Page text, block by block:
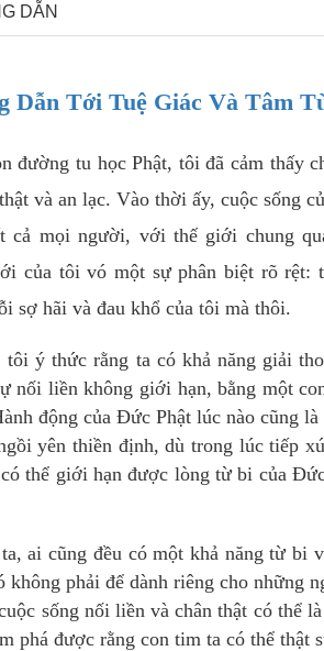
DẪN
Dẫn Tới Tuệ Giác Và Tâm
đường tu học Phật, tôi đã cảm thấy
và an lạc. Vào thời ấy, cuộc sống
mọi người, với thế giới chung
của tôi vó một sự phân biệt rõ
sợ hãi và đau khổ của tôi mà thôi.
ý thức rằng ta có khả năng giải
nối liền không giới hạn, bằng một
động của Đức Phật lúc nào cũng
yên thiền định, dù trong lúc tiếp
thể giới hạn được lòng từ bi của
ai cũng đều có một khả năng từ bi
phải để dành riêng cho những
sống nối liền và chân thật có thể
phá được rằng con tim ta có thể thật